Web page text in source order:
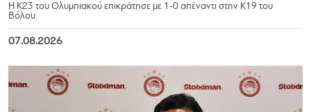
Η Κ23 του Ολυμπιακού επικράτησε με 1-0 απέναντι στην Κ19 του
Βόλου.
07.08.2026